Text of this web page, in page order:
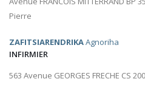
Pierre
ZAFITSIARENDRIKAAgnoriha
INFIRMIER
563 Avenue GEORGES FRECHE CS